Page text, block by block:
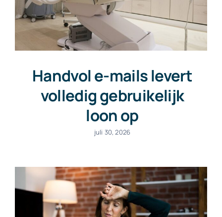
Handvol e-mails levert
volledig gebruikelijk
loon op
juli 30, 2026